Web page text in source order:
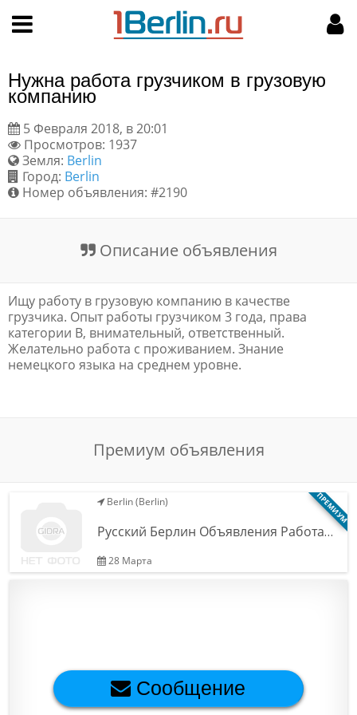
Поиск
Пользовательское соглашение
Правила доски объявлений
Текстовая реклама
Помощь
МОЙ АККАУНТ
Мои объявления
Нужна работа грузчиком в грузовую
компанию
5 Февраля 2018, в 20:01
Просмотров: 1937
Земля: Berlin
Город: Berlin
Номер объявления: #2190
Описание объявления
Ищу работу в грузовую компанию в качестве
грузчика. Опыт работы грузчиком 3 года, права
категории B, внимательный, ответственный.
Желательно работа с проживанием. Знание
немецкого языка на среднем уровне.
Премиум объявления
ПРЕМИУМ
Berlin (Berlin)
Русский Берлин Объявления Работа…
28 Марта
Сообщение